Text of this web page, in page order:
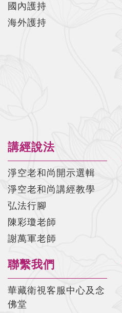
國內護持
海外護持
講經說法
淨空老和尚開示選輯
淨空老和尚講經教學
弘法行腳
陳彩瓊老師
謝萬軍老師
聯繫我們
華藏衛視客服中心及念
佛堂